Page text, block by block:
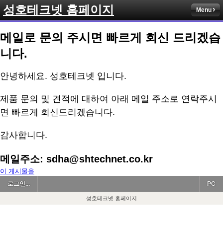
성호테크넷 홈페이지 Menu
메일로 문의 주시면 빠르게 회신 드리겠습
니다.
안녕하세요. 성호테크넷 입니다.
제품 문의 및 견적에 대하여 아래 메일 주소로 연락주시
면 빠르게 회신드리겠습니다.
감사합니다.
메일주소: sdha@shtechnet.co.kr
이 게시물을
로그인... PC
성호테크넷 홈페이지